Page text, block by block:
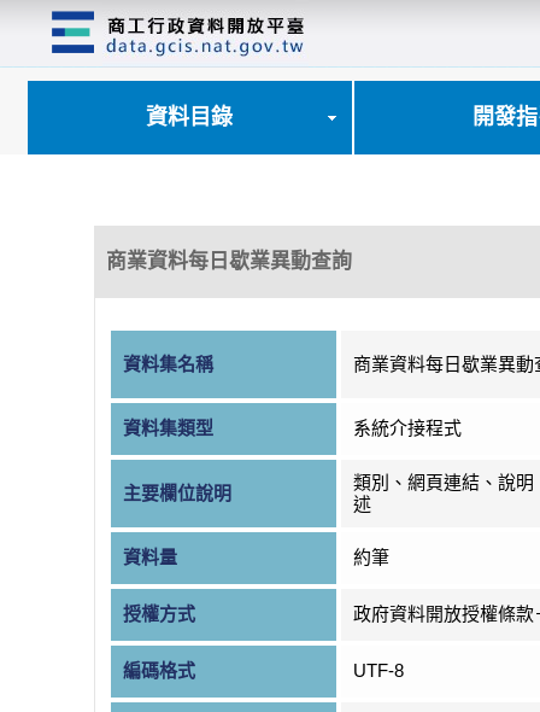
資料目錄 開發
商業資料每日歇業異動查詢
資料集名稱 商業資料每日歇業異動
資料集類型 系統介接程式
主要欄位說明
類別、網頁連結、說明
述
資料量 約筆
授權方式 政府資料開放授權條款
編碼格式 UTF-8